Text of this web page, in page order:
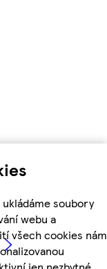
soubory
webu a
všech cookies nám